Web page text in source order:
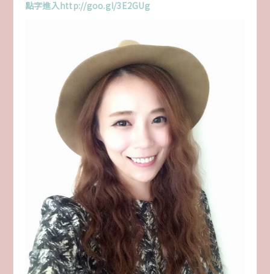
點字進入http://goo.gl/3E2GUg